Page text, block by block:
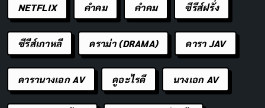
NETFLIX คำคม คําคม ซีรีส์ฝรั่ง
ซีรีส์เกาหลี ดราม่า (DRAMA) ดารา JAV
ดารานางเอก AV ดูอะไรดี นางเอก AV